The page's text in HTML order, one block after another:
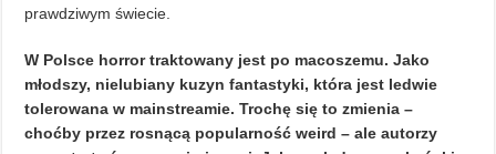
prawdziwym świecie.
W Polsce horror traktowany jest po macoszemu. Jako
młodszy, nielubiany kuzyn fantastyki, która jest ledwie
tolerowana w mainstreamie. Trochę się to zmienia –
choćby przez rosnącą popularność weird – ale autorzy